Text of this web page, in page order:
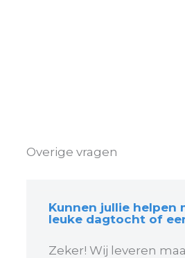
Overige vragen
Kunnen jullie helpen
leuke dagtocht of
Zeker! Wij leveren